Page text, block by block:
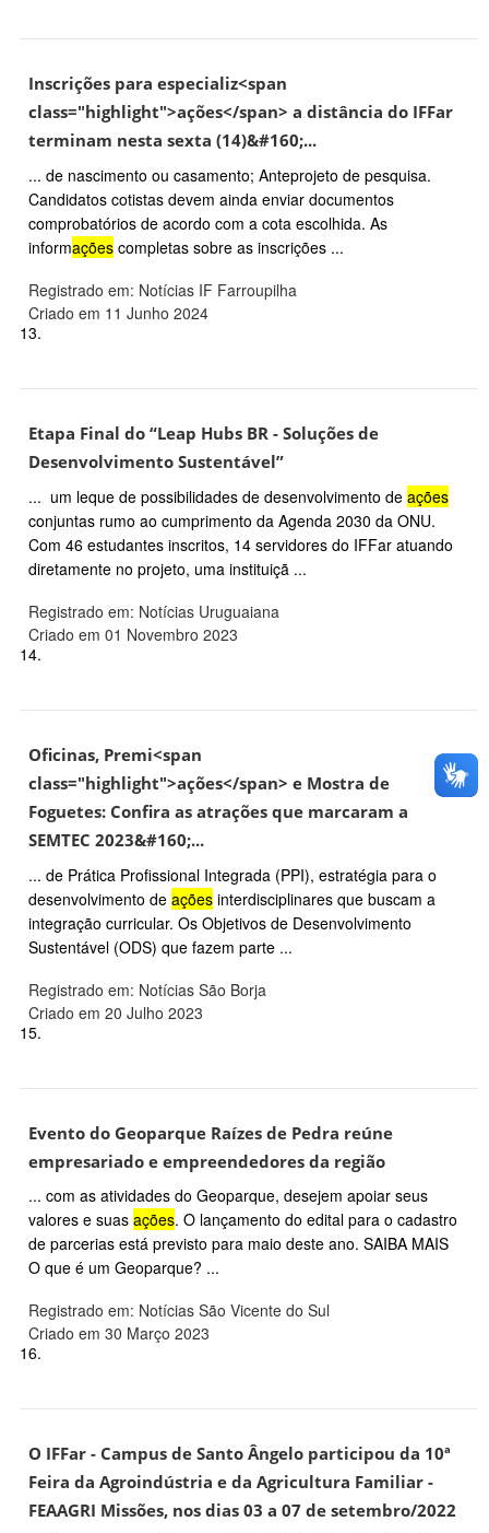
Inscrições para especializ<span
class="highlight">ações</span> a distância do IFFar
terminam nesta sexta (14)&#160;...
... de nascimento ou casamento; Anteprojeto de pesquisa.
Candidatos cotistas devem ainda enviar documentos
comprobatórios de acordo com a cota escolhida. As
informações completas sobre as inscrições ...
Registrado em: Notícias IF Farroupilha
Criado em 11 Junho 2024
13.
Etapa Final do “Leap Hubs BR - Soluções de
Desenvolvimento Sustentável”
... um leque de possibilidades de desenvolvimento de ações
conjuntas rumo ao cumprimento da Agenda 2030 da ONU.
Com 46 estudantes inscritos, 14 servidores do IFFar atuando
diretamente no projeto, uma instituiçã ...
Registrado em: Notícias Uruguaiana
Criado em 01 Novembro 2023
14.
Oficinas, Premi<span
class="highlight">ações</span> e Mostra de
Foguetes: Confira as atrações que marcaram a
SEMTEC 2023&#160;...
... de Prática Profissional Integrada (PPI), estratégia para o
desenvolvimento de ações interdisciplinares que buscam a
integração curricular. Os Objetivos de Desenvolvimento
Sustentável (ODS) que fazem parte ...
Registrado em: Notícias São Borja
Criado em 20 Julho 2023
15.
Evento do Geoparque Raízes de Pedra reúne
empresariado e empreendedores da região
... com as atividades do Geoparque, desejem apoiar seus
valores e suas ações. O lançamento do edital para o cadastro
de parcerias está previsto para maio deste ano. SAIBA MAIS
O que é um Geoparque? ...
Registrado em: Notícias São Vicente do Sul
Criado em 30 Março 2023
16.
O IFFar - Campus de Santo Ângelo participou da 10ª
Feira da Agroindústria e da Agricultura Familiar -
FEAAGRI Missões, nos dias 03 a 07 de setembro/2022